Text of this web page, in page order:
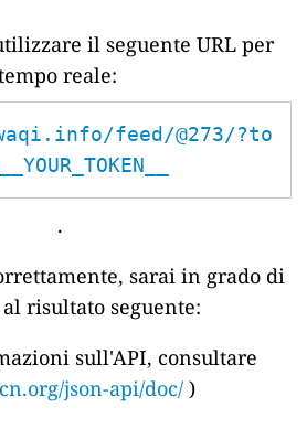
il seguente URL per
reale:
feed/@273/?to
.
sarai in grado di
risultato seguente:
sull'API, consultare
json-api/doc/ )